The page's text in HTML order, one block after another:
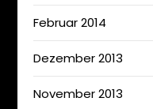
Februar 2014
Dezember 2013
November 2013